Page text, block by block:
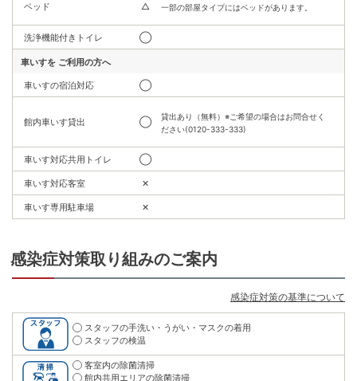
ベッド △ 一部の部屋タイプにはベッドがあります。
洗浄機能付きトイレ ◯
車いすを ご利用の方へ
車いすの宿泊対応 ◯
館内車いす貸出 ◯
貸出あり（無料）※ご希望の場合はお問合せく
ださい(0120-333-333)
車いす対応共用トイレ ◯
車いす対応客室 ✕
車いす専用駐車場 ✕
感染症対策取り組みのご案内
感染症対策の基準について
スタッフの手洗い・うがい・マスクの着用
スタッフの検温
客室内の除菌清掃
館内共用エリアの除菌清掃